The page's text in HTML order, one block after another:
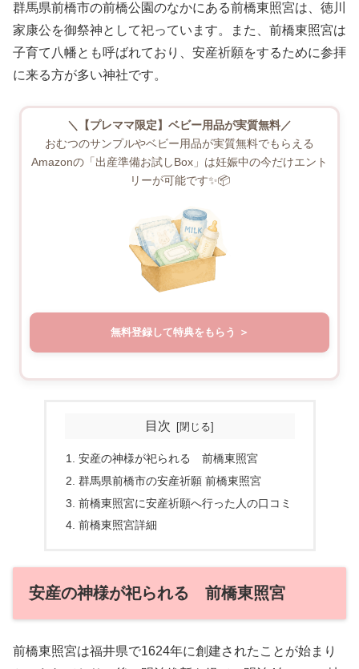
群馬県前橋市の前橋公園のなかにある前橋東照宮は、徳川
家康公を御祭神として祀っています。また、前橋東照宮は
子育て八幡とも呼ばれており、安産祈願をするために参拝
に来る方が多い神社です。
＼【プレママ限定】ベビー用品が実質無料／
おむつのサンプルやベビー用品が実質無料でもらえる
Amazonの「出産準備お試しBox」は妊娠中の今だけエント
リーが可能です✨📦
無料登録して特典をもらう
目次
安産の神様が祀られる 前橋東照宮
群馬県前橋市の安産祈願 前橋東照宮
前橋東照宮に安産祈願へ行った人の口コミ
前橋東照宮詳細
安産の神様が祀られる 前橋東照宮
前橋東照宮は福井県で1624年に創建されたことが始まり